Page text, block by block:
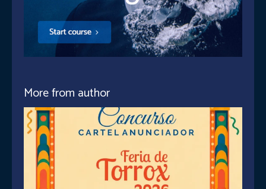
More from author